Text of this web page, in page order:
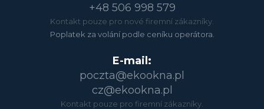
+48 506 998 579
Kontakt pouze pro nové firemní zákazníky.
Poplatek za volání podle ceníku operátora.
E-mail:
poczta@ekookna.pl
cz@ekookna.pl
Kontakt pouze pro firemní zákazníky.